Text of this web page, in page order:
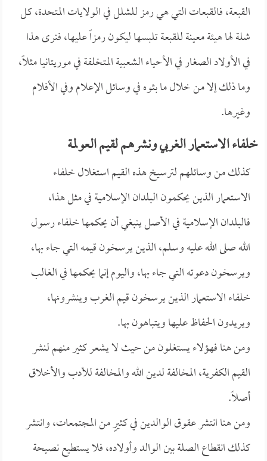
القبعة، فالقبعات التي هي رمز للشلل في الولايات المتحدة، كل
شلة لها هيئة معينة للقبعة تلبسها ليكون رمزاً عليها، فنرى هذا
في الأولاد الصغار في الأحياء الشعبية المتخلفة في موريتانيا مثلاً،
وما ذلك إلا من خلال ما بثوه في وسائل الإعلام وفي الأفلام
وغيرها.
خلفاء الاستعمار الغربي ونشرهم لقيم العولمة
كذلك من وسائلهم لترسيخ هذه القيم استغلال خلفاء
الاستعمار الذين يحكمون البلدان الإسلامية في مثل هذا،
فالبلدان الإسلامية في الأصل ينبغي أن يحكمها خلفاء رسول
الله صلى الله عليه وسلم، الذين يرسخون قيمه التي جاء بها،
ويرسخون دعوته التي جاء بها، واليوم إنما يحكمها في الغالب
خلفاء الاستعمار الذين يرسخون قيم الغرب وينشرونها،
ويريدون الحفاظ عليها ويتباهون بها.
ومن هنا فهؤلاء يستغلون من حيث لا يشعر كثير منهم لنشر
القيم الكفرية، المخالفة لدين الله والمخالفة للأدب والأخلاق
أصلاً.
ومن هنا انتشر عقوق الوالدين في كثيرٍ من المجتمعات، وانتشر
كذلك انقطاع الصلة بين الوالد وأولاده، فلا يستطيع نصيحة